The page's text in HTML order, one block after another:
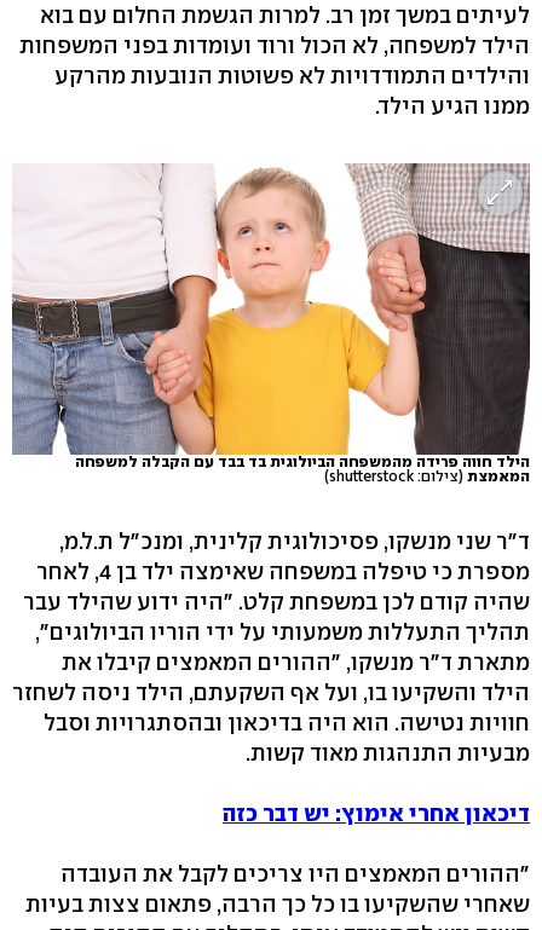
לעיתים במשך זמן רב. למרות הגשמת החלום עם בוא
הילד למשפחה, לא הכול ורוד ועומדות בפני המשפחות
והילדים התמודדויות לא פשוטות הנובעות מהרקע
ממנו הגיע הילד.
הילד חווה פרידה מהמשפחה הביולוגית בד בבד עם הקבלה למשפחה
המאמצת (צילום: shutterstock)
ד"ר שני מנשקו, פסיכולוגית קלינית, ומנכ"ל ת.ל.מ,
מספרת כי טיפלה במשפחה שאימצה ילד בן 4, לאחר
שהיה קודם לכן במשפחת קלט. "היה ידוע שהילד עבר
תהליך התעללות משמעותי על ידי הוריו הביולוגים",
מתארת ד"ר מנשקו, "ההורים המאמצים קיבלו את
הילד והשקיעו בו, ועל אף השקעתם, הילד ניסה לשחזר
חוויות נטישה. הוא היה בדיכאון ובהסתגרויות וסבל
מבעיות התנהגות מאוד קשות.
דיכאון אחרי אימוץ: יש דבר כזה
"ההורים המאמצים היו צריכים לקבל את העובדה
שאחרי שהשקיעו בו כל כך הרבה, פתאום צצות בעיות